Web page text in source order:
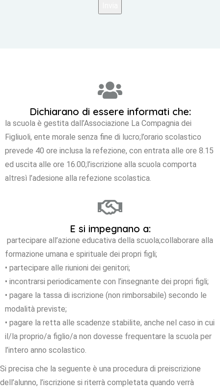
Dichiarano di essere informati che:
la scuola è gestita dall’Associazione La Compagnia dei
Figliuoli, ente morale senza fine di lucro; l’orario scolastico
prevede 40 ore inclusa la refezione, con entrata alle ore 8.15
ed uscita alle ore 16.00; l’iscrizione alla scuola comporta
altresì l’adesione alla refezione scolastica.
E si impegnano a:
partecipare all’azione educativa della scuola;collaborare alla
formazione umana e spirituale dei propri figli;
• partecipare alle riunioni dei genitori;
• incontrarsi periodicamente con l’insegnante dei propri figli;
• pagare la tassa di iscrizione (non rimborsabile) secondo le
modalità previste;
• pagare la retta alle scadenze stabilite, anche nel caso in cui
il/la proprio/a figlio/a non dovesse frequentare la scuola per
l’intero anno scolastico.
Si precisa che la seguente è una procedura di preiscrizione
dell’alunno, l’iscrizione si riterrà completata quando verrà